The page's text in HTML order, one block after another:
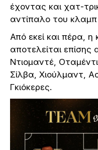
έχοντας και χατ-
αντίπαλο του
Από εκεί και πέρα,
αποτελείται
Ντιομαντέ,
Σίλβα, Χιούλμαντ,
Γκιόκερες.